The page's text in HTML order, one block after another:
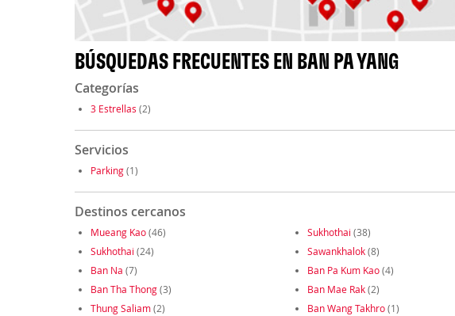
BÚSQUEDAS FRECUENTES EN BAN PA YANG
Categorías
3 Estrellas (2)
Servicios
Parking(1)
Destinos cercanos
Mueang Kao(46) Sukhothai (38)
Sukhothai (24) Sawankhalok(8)
Ban Na (7) Ban Pa Kum Kao(4)
Ban Tha Thong(3) Ban Mae Rak(2)
Thung Saliam(2) Ban Wang Takhro(1)